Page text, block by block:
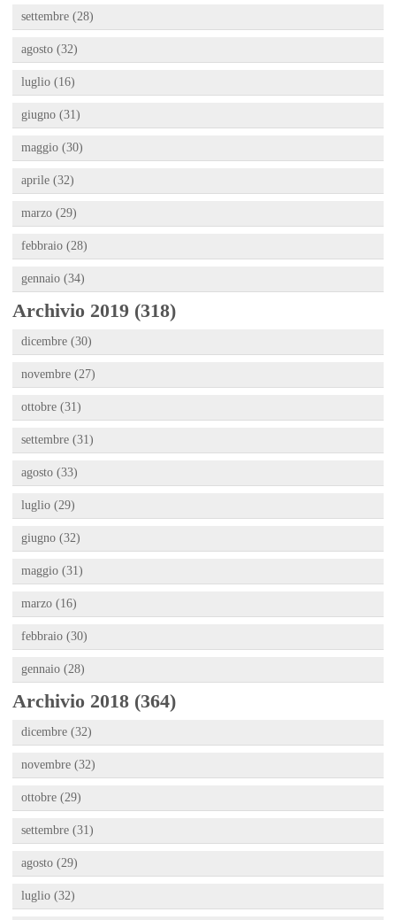
settembre (28)
agosto (32)
luglio (16)
giugno (31)
maggio (30)
aprile (32)
marzo (29)
febbraio (28)
gennaio (34)
Archivio 2019 (318)
dicembre (30)
novembre (27)
ottobre (31)
settembre (31)
agosto (33)
luglio (29)
giugno (32)
maggio (31)
marzo (16)
febbraio (30)
gennaio (28)
Archivio 2018 (364)
dicembre (32)
novembre (32)
ottobre (29)
settembre (31)
agosto (29)
luglio (32)